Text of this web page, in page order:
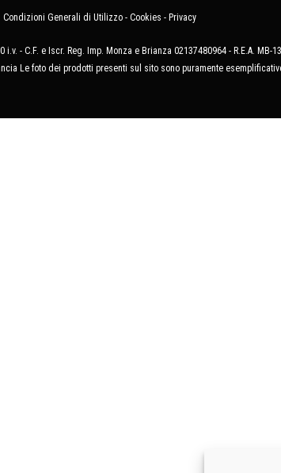
Condizioni Generali di Utilizzo - Cookies - Privacy
- C.F. e Iscr. Reg. Imp. Monza e Brianza 02137480964 - R.E.A. MB-
Le foto dei prodotti presenti sul sito sono puramente